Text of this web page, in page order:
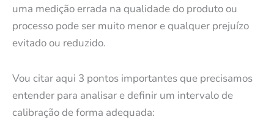
uma medição errada na qualidade do produto ou
processo pode ser muito menor e qualquer prejuízo
evitado ou reduzido.
Vou citar aqui 3 pontos importantes que precisamos
entender para analisar e definir um intervalo de
calibração de forma adequada: